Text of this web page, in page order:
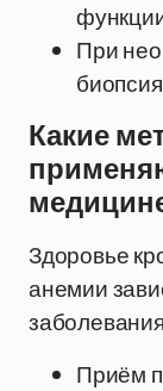
При
Какие
Здоровье
анемии
Приём